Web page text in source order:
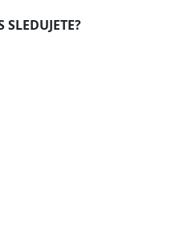
SLEDUJETE?